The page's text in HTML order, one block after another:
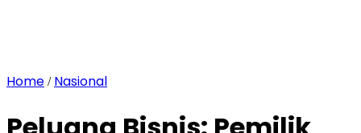
Home / Nasional